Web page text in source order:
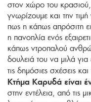
στον χώρο του
γνωρίζουμε και την
πως η κάπως απρόσιτη
η πανοπλία ενός
κάπως ντροπαλού
δουλειά του να μιλά
τις δημόσιες σχέσεις
Κτήμα Καρυδά είναι
στην εντέλεια, από τις